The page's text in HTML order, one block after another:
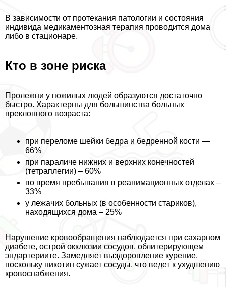
В зависимости от протекания патологии и состояния
индивида медикаментозная терапия проводится дома
либо в стационаре.
Кто в зоне риска
Пролежни у пожилых людей образуются достаточно
быстро. Хаpaктерны для большинства больных
преклонного возраста:
при переломе шейки бедра и бедренной кости —
66%
при параличе нижних и верхних конечностей
(тетраплегии) – 60%
во время пребывания в реанимационных отделах –
33%
у лежачих больных (в особенности стариков),
находящихся дома – 25%
Нарушение кровообращения наблюдается при сахарном
диабете, острой окклюзии сосудов, облитерирующем
эндартериите. Замедляет выздоровление курение,
поскольку никотин сужает сосуды, что ведет к ухудшению
кровоснабжения.